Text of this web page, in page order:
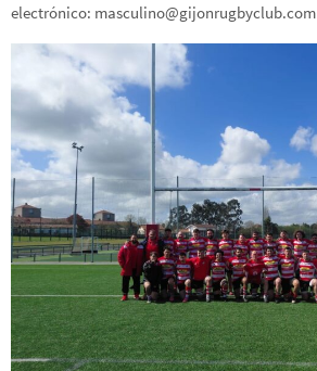
electrónico: masculino@gijonrugbyclub.com